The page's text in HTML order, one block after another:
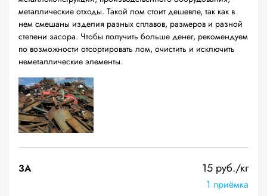
металлические отходы. Такой лом стоит дешевле, так как в
нем смешаны изделия разных сплавов, размеров и разной
степени засора. Чтобы получить больше денег, рекомендуем
по возможности отсортировать лом, очистить и исключить
неметаллические элементы.
3А 15 руб./кг
1 приёмка